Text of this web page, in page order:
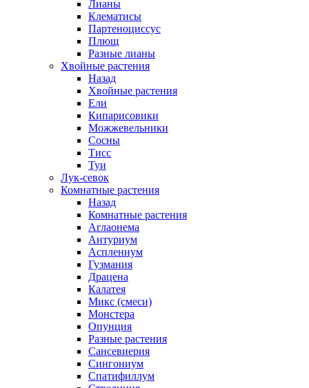
Лианы
Клематисы
Партеноциссус
Плющ
Разные лианы
Хвойные растения
Назад
Хвойные растения
Ели
Кипарисовики
Можжевельники
Сосны
Тисс
Туи
Лук-севок
Комнатные растения
Назад
Комнатные растения
Аглаонема
Антуриум
Асплениум
Гузмания
Драцена
Калатея
Микс (смеси)
Монстера
Опунция
Разные растения
Сансевиерия
Сингониум
Спатифиллум